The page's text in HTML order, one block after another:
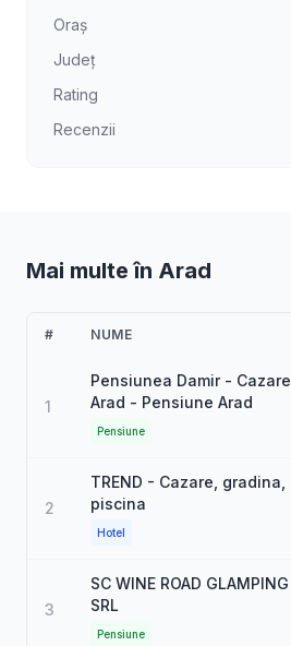
Oraș
Județ
Rating
Recenzii
Mai multe în Arad
# NUME
1
Pensiunea Damir - Cazare
Arad - Pensiune Arad
Pensiune
2
TREND - Cazare, gradina,
piscina
Hotel
3
SC WINE ROAD GLAMPING
SRL
Pensiune